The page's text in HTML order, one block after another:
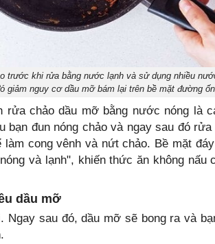
trước khi rửa bằng nước lạnh và sử dụng nhiều
giảm nguy cơ dầu mỡ bám lại trên bề mặt đường
rửa chảo dầu mỡ bằng nước nóng là
bạn đun nóng chảo và ngay sau đó
cong vênh và nứt chảo. Bề mặt
và lạnh", khiến thức ăn không nấu
dầu mỡ
Ngay sau đó, dầu mỡ sẽ bong ra và